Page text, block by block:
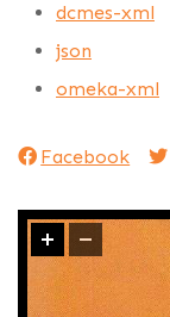
dcmes-xml
json
omeka-xml
Facebook